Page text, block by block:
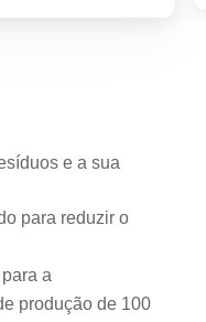
e a sua
para reduzir o
a
produção de 100